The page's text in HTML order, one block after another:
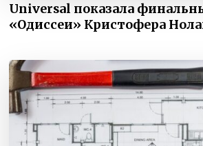
Universal показала
«Одиссеи» Кристофера